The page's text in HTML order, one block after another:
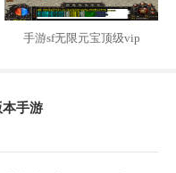
手游sf无限元宝顶级vip
手游